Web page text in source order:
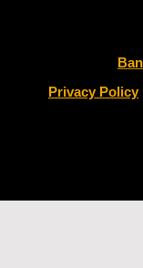
Privacy Policy